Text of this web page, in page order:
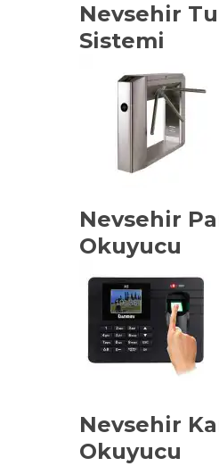
Nevsehir
Sistemi
Nevsehir
Okuyucu
Nevsehir
Okuyucu